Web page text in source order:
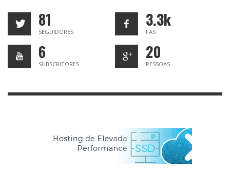
81
SEGUIDORES
3.3k
FÃS
6
SUBSCRITORES
20
PESSOAS